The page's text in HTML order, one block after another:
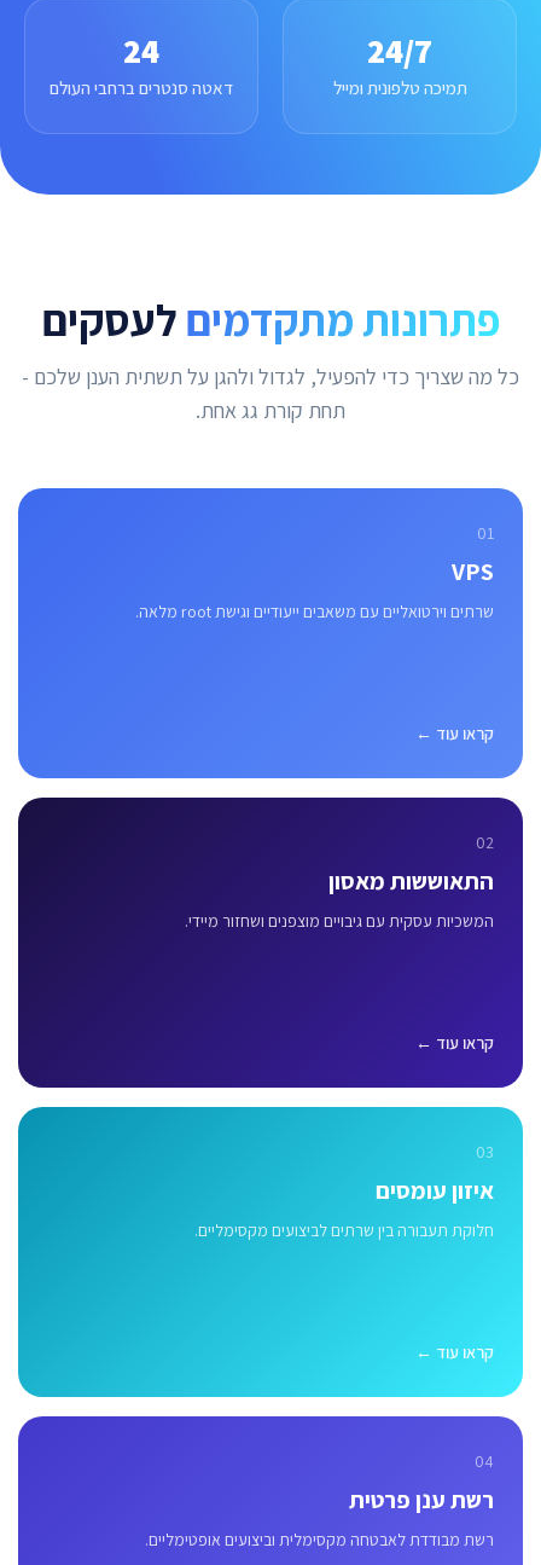
24/7
תמיכה טלפונית ומייל
24
דאטה סנטרים ברחבי העולם
פתרונות מתקדמיםלעסקים
כל מה שצריך כדי להפעיל, לגדול ולהגן על תשתית הענן שלכם -
תחת קורת גג אחת.
01
VPS
שרתים וירטואליים עם משאבים ייעודיים וגישת root מלאה.
קראו עוד ←
02
התאוששות מאסון
המשכיות עסקית עם גיבויים מוצפנים ושחזור מיידי.
קראו עוד ←
03
איזון עומסים
חלוקת תעבורה בין שרתים לביצועים מקסימליים.
קראו עוד ←
04
רשת ענן פרטית
רשת מבודדת לאבטחה מקסימלית וביצועים אופטימליים.